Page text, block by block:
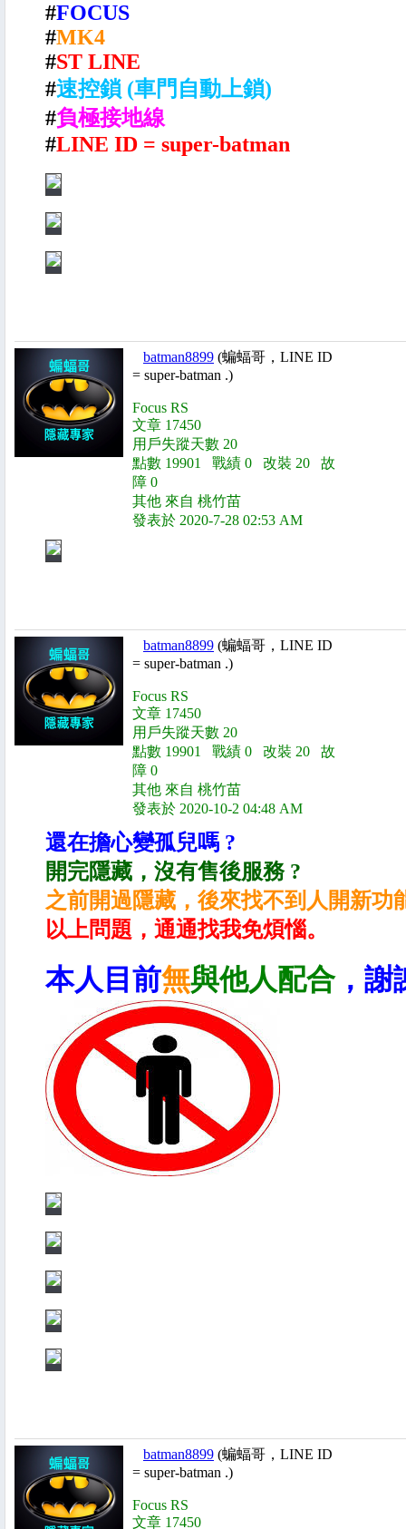
#FOCUS
#MK4
#ST LINE
#速控鎖 (車門自動上鎖)
#負極接地線
#LINE ID = super-batman
batman8899 (蝙蝠哥，LINE ID
= super-batman .)
Focus RS
文章 17450
用戶失蹤天數 20
點數 19901 戰績 0 改裝 20 故
障 0
其他 來自 桃竹苗
發表於 2020-7-28 02:53 AM
batman8899 (蝙蝠哥，LINE ID
= super-batman .)
Focus RS
文章 17450
用戶失蹤天數 20
點數 19901 戰績 0 改裝 20 故
障 0
其他 來自 桃竹苗
發表於 2020-10-2 04:48 AM
還在擔心變孤兒嗎 ?
開完隱藏，沒有售後服務 ?
之前開過隱藏，後來找不到人開新功
以上問題，通通找我免煩惱。
本人目前無與他人配合，謝
batman8899 (蝙蝠哥，LINE ID
= super-batman .)
Focus RS
文章 17450